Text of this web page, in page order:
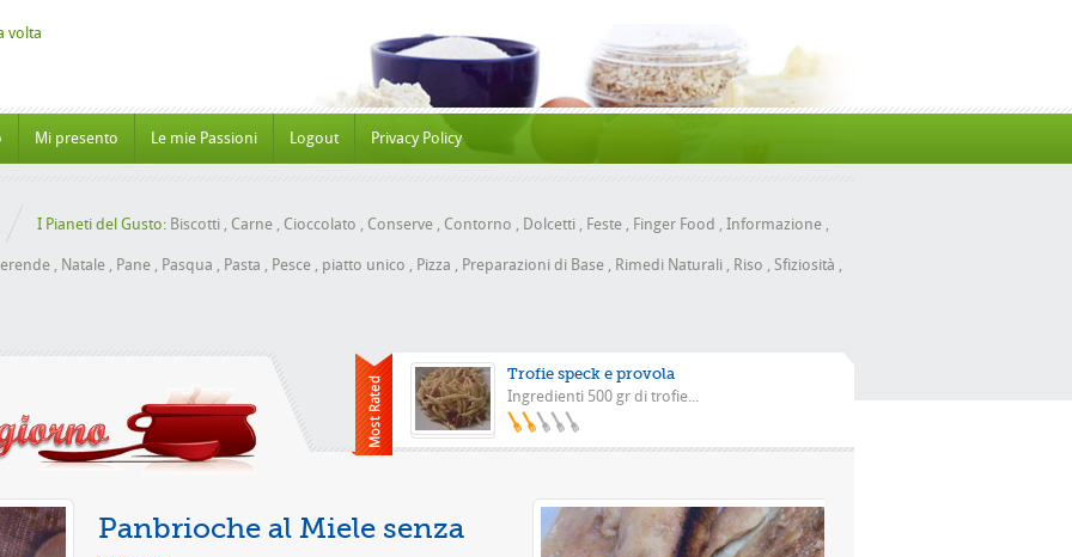
Mi presento Le mie Passioni Logout Privacy Policy
I Pianeti del Gusto: Biscotti , Carne , Cioccolato , Conserve , Contorno , Dolcetti , Feste , Finger Food , Informazione ,
, Natale , Pane , Pasqua , Pasta , Pesce , piatto unico , Pizza , Preparazioni di Base , Rimedi Naturali , Riso , Sfiziosità ,
Trofie speck e provola
Ingredienti 500 gr di trofie...
Pizza con la scarola